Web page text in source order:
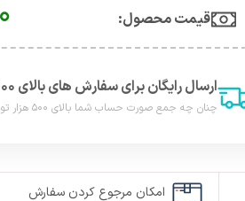
قیمت محصول:​
ارسال رایگان برای سفارش های بالای ۵۰۰ تومان
چنان چه جمع صورت حساب شما بالای ۵۰۰ هزار تومان شود هزینه پست برای شما به صورت رایگان محاصبه خواهد شد.
امکان مرجوع کردن سفارش